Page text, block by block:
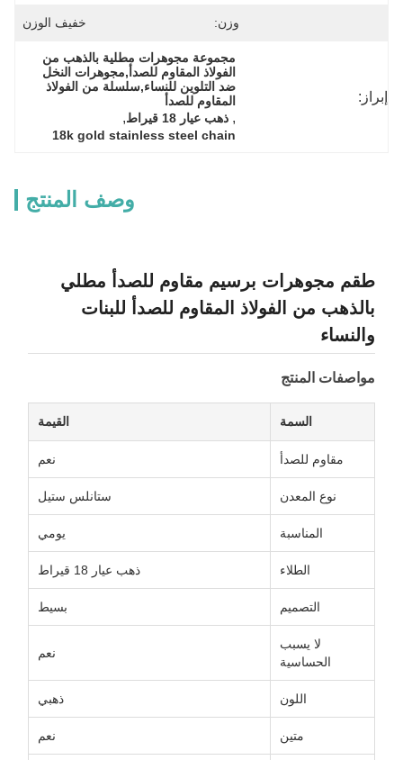
وزن: خفيف الوزن
إبراز:
المقاوم للصدأ
, ذهب عيار 18 قيراط ,
18k gold stainless steel chain
وصف المنتج
طقم مجوهرات برسيم مقاوم للصدأ مطلي
بالذهب من الفولاذ المقاوم للصدأ للبنات
والنساء
مواصفات المنتج
السمة القيمة
مقاوم للصدأ نعم
نوع المعدن ستانلس ستيل
المناسبة يومي
الطلاء ذهب عيار 18 قيراط
التصميم بسيط
لا يسبب
الحساسية
نعم
اللون ذهبي
متين نعم